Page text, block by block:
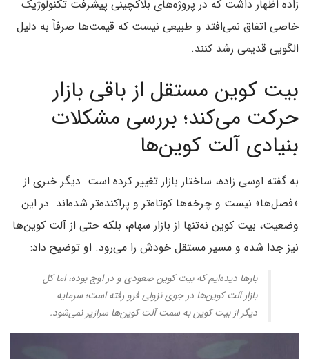
زاده اظهار داشت که در پروژه‌های بلاکچینی پیشرفت تکنولوژیک
خاصی اتفاق نمی‌افتد و طبیعی نیست که قیمت‌ها صرفاً به دلیل
الگویی قدیمی رشد کنند.
بیت کوین مستقل از باقی بازار
حرکت می‌کند؛ بررسی مشکلات
بنیادی آلت‌ کوین‌ها
به گفته اوسی زاده، ساختار بازار تغییر کرده است. دیگر خبری از
«فصل‌ها» نیست و چرخه‌ها کوتاه‌تر و پراکنده‌تر شده‌اند. در این
وضعیت، بیت کوین نه‌تنها از بازار سهام، بلکه حتی از آلت‌ کوین‌ها
نیز جدا شده و مسیر مستقل خودش را می‌رود. او توضیح داد:
بارها دیده‌ایم که بیت کوین صعودی و در اوج بوده، اما کل
بازار آلت‌ کوین‌ها در جوی نزولی فرو رفته است؛ سرمایه
دیگر از بیت کوین به سمت آلت‌ کوین‌ها سرازیر نمی‌شود.